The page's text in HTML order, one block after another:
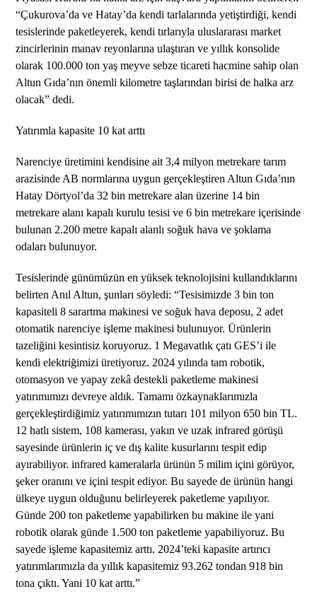
“Çukurova’da ve Hatay’da kendi tarlalarında yetiştirdiği, kendi
tesislerinde paketleyerek, kendi tırlarıyla uluslararası market
zincirlerinin manav reyonlarına ulaştıran ve yıllık konsolide
olarak 100.000 ton yaş meyve sebze ticareti hacmine sahip olan
Altun Gıda’nın önemli kilometre taşlarından birisi de halka arz
olacak” dedi.
Yatırımla kapasite 10 kat arttı
Narenciye üretimini kendisine ait 3,4 milyon metrekare tarım
arazisinde AB normlarına uygun gerçekleştiren Altun Gıda’nın
Hatay Dörtyol’da 32 bin metrekare alan üzerine 14 bin
metrekare alanı kapalı kurulu tesisi ve 6 bin metrekare içerisinde
bulunan 2.200 metre kapalı alanlı soğuk hava ve şoklama
odaları bulunuyor.
Tesislerinde günümüzün en yüksek teknolojisini kullandıklarını
belirten Anıl Altun, şunları söyledi: “Tesisimizde 3 bin ton
kapasiteli 8 sarartma makinesi ve soğuk hava deposu, 2 adet
otomatik narenciye işleme makinesi bulunuyor. Ürünlerin
tazeliğini kesintisiz koruyoruz. 1 Megavatlık çatı GES’i ile
kendi elektriğimizi üretiyoruz. 2024 yılında tam robotik,
otomasyon ve yapay zekâ destekli paketleme makinesi
yatırımımızı devreye aldık. Tamamı özkaynaklarımızla
gerçekleştirdiğimiz yatırımımızın tutarı 101 milyon 650 bin TL.
12 hatlı sistem, 108 kamerası, yakın ve uzak infrared görüşü
sayesinde ürünlerin iç ve dış kalite kusurlarını tespit edip
ayırabiliyor. infrared kameralarla ürünün 5 milim içini görüyor,
şeker oranını ve içini tespit ediyor. Bu sayede de ürünün hangi
ülkeye uygun olduğunu belirleyerek paketleme yapılıyor.
Günde 200 ton paketleme yapabilirken bu makine ile yani
robotik olarak günde 1.500 ton paketleme yapabiliyoruz. Bu
sayede işleme kapasitemiz arttı. 2024’teki kapasite artırıcı
yatırımlarımızla da yıllık kapasitemiz 93.262 tondan 918 bin
tona çıktı. Yani 10 kat arttı.”